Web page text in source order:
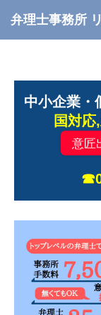
弁理士事務所
中小企業・
国対応
意匠